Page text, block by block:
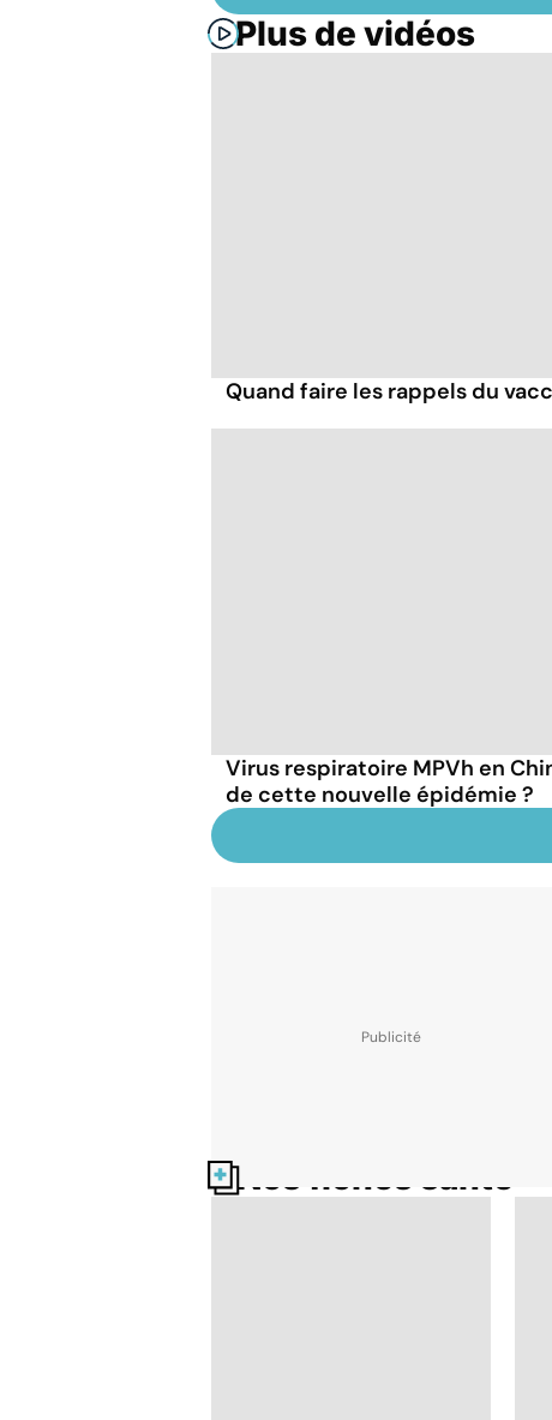
Plus de vidéos
Quand faire les rappels du
Virus respiratoire MPVh en
de cette nouvelle épidémie ?
Nos fiches santé